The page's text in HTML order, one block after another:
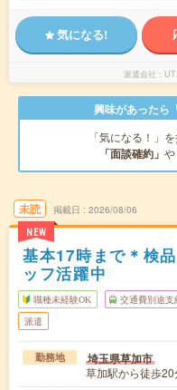
気になる!
派遣会社
興味があったら
「気になる！」
「面談確約」 や
未読
NEW
掲載日 2026/08/06
基本17時まで＊検
ッフ活躍中
職種未経験OK 交通費別途支
派遣
勤務地 埼玉県草加市
草加駅から徒歩20